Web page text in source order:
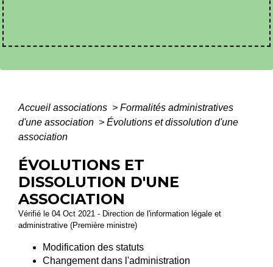
Accueil associations > Formalités administratives
d'une association > Évolutions et dissolution d'une
association
ÉVOLUTIONS ET
DISSOLUTION D'UNE
ASSOCIATION
Vérifié le 04 Oct 2021 - Direction de l'information légale et
administrative (Première ministre)
Modification des statuts
Changement dans l'administration